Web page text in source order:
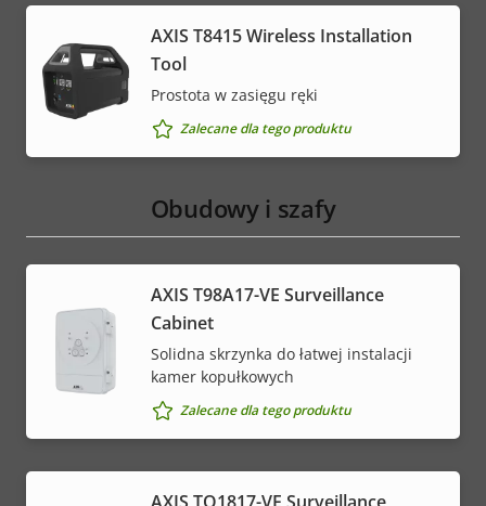
AXIS T8415 Wireless Installation
Tool
Prostota w zasięgu ręki
Zalecane dla tego produktu
Obudowy i szafy
AXIS T98A17-VE Surveillance
Cabinet
Solidna skrzynka do łatwej instalacji
kamer kopułkowych
Zalecane dla tego produktu